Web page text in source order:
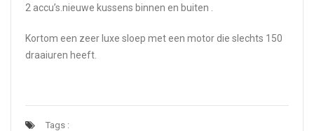
2 accu’s.nieuwe kussens binnen en buiten .
Kortom een zeer luxe sloep met een motor die slechts 150
draaiuren heeft.
Tags :